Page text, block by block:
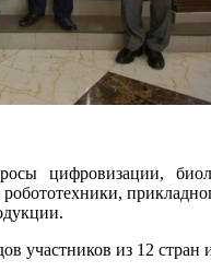
из 12 стран